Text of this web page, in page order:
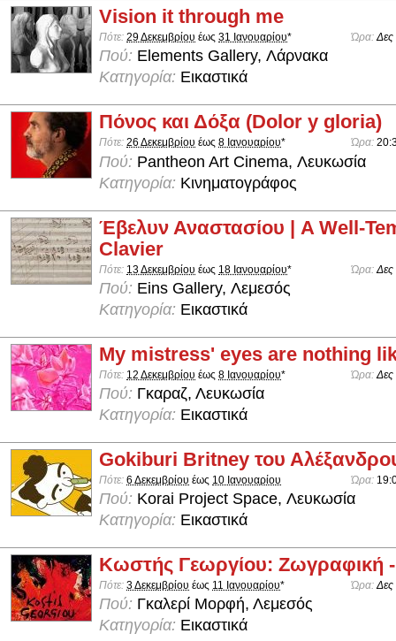
Vision it through me
Πότε: 29 Δεκεμβρίου έως 31 Ιανουαρίου* Ώρα:Δες
Πού: Elements Gallery, Λάρνακα
Κατηγορία: Εικαστικά
Πόνος και Δόξα (Dolor y gloria)
Πότε: 26 Δεκεμβρίου έως 8 Ιανουαρίου* Ώρα:
Πού: Pantheon Art Cinema, Λευκωσία
Κατηγορία: Κινηματογράφος
Έβελυν Αναστασίου | A Well-
Clavier
Πότε: 13 Δεκεμβρίου έως 18 Ιανουαρίου* Ώρα: Δες
Πού: Eins Gallery, Λεμεσός
Κατηγορία: Εικαστικά
My mistress' eyes are nothing
Πότε: 12 Δεκεμβρίου έως 8 Ιανουαρίου* Ώρα: Δες
Πού: Γκαραζ, Λευκωσία
Κατηγορία: Εικαστικά
Gokiburi Britney του
Πότε: 6 Δεκεμβρίου έως 10 Ιανουαρίου Ώρα:
Πού: Korai Project Space, Λευκωσία
Κατηγορία: Εικαστικά
Κωστής Γεωργίου: Ζωγραφική -
Πότε: 3 Δεκεμβρίου έως 11 Ιανουαρίου* Ώρα:Δες
Πού: Γκαλερί Μορφή, Λεμεσός
Κατηγορία: Εικαστικά